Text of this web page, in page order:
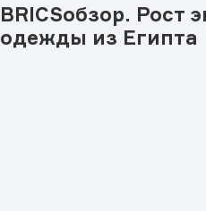
BRICSобзор. Рост
одежды из Египта